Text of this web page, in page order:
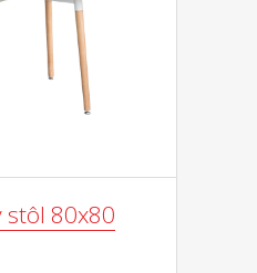
stôl 80x80